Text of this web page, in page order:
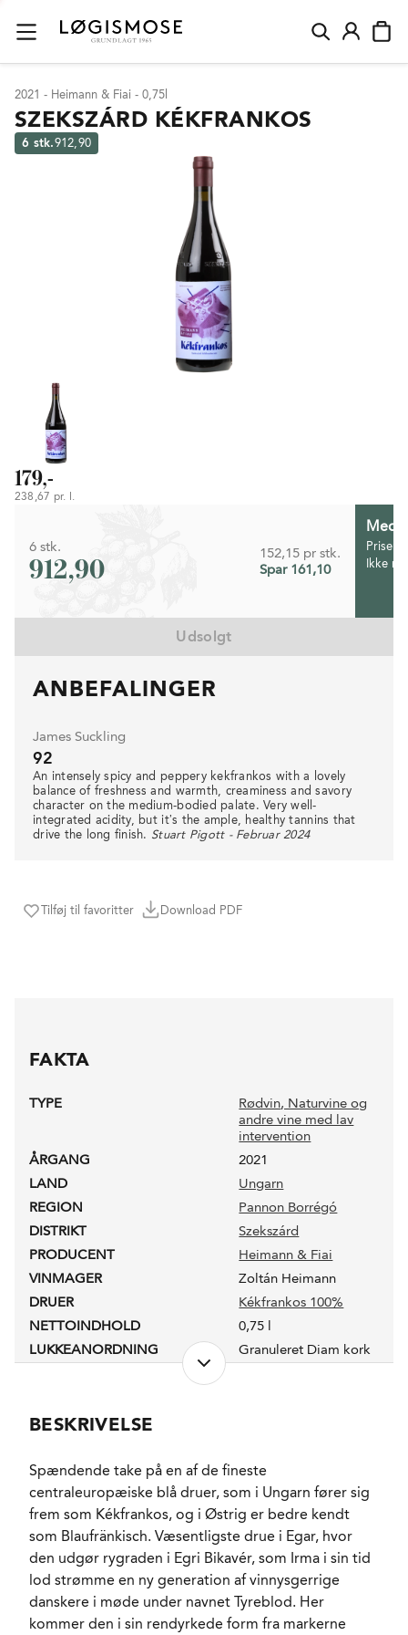
Tilføj til favoritter Download PDF
2021 - Heimann & Fiai - 0,75l
SZEKSZÁRD KÉKFRANKOS
6 stk.912,90
179,-
238,67 pr. l.
6 stk.
912,90
152,15 pr stk.
Spar 161,10
Prisen
Ikke
Udsolgt
ANBEFALINGER
James Suckling
92
An intensely spicy and peppery kekfrankos with a lovely
balance of freshness and warmth, creaminess and savory
character on the medium-bodied palate. Very well-
integrated acidity, but it’s the ample, healthy tannins that
drive the long finish. Stuart Pigott - Februar 2024
FAKTA
TYPE Rødvin, Naturvine og
andre vine med lav
intervention
ÅRGANG
2021
LAND
Ungarn
REGION
Pannon Borrégó
DISTRIKT
Szekszárd
PRODUCENT
Heimann & Fiai
VINMAGER
Zoltán Heimann
DRUER
Kékfrankos 100%
NETTOINDHOLD
0,75 l
LUKKEANORDNING
Granuleret Diam kork
FADLAGRET
LAGRING
8 måneder i en
blanding af brugte
ungarske fade, amfora
og små koniske
betontanke.
FORVENTET HOLDBARHED
3-5 år fra høståret.
SERVERINGS-TEMPERATUR
14 - 16°C
EMBALLAGETYPE
Flaske (75 cl)
BESKRIVELSE
Spændende take på en af de fineste
centraleuropæiske blå druer, som i Ungarn fører sig
frem som Kékfrankos, og i Østrig er bedre kendt
som Blaufränkisch. Væsentligste drue i Egar, hvor
den udgør rygraden i Egri Bikavér, som Irma i sin tid
lod strømme en ny generation af vinnysgerrige
danskere i møde under navnet Tyreblod. Her
kommer den i sin rendyrkede form fra markerne